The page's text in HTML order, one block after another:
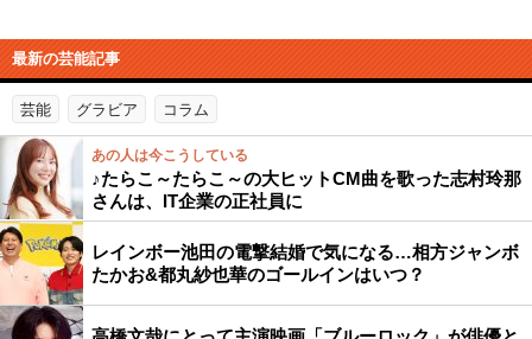
最新の芸能記事
芸能 グラビア コラム
あの人は今こうしている
♪たらこ～たらこ～の大ヒットCM曲を歌った志村玲那
さんは、IT企業の正社員に
レインボー池田の電撃結婚で気になる…相方ジャンボ
たかお&都丸紗也華のゴールインはいつ？